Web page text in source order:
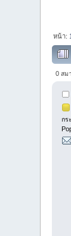
หน้า: 1
0 สม
กร